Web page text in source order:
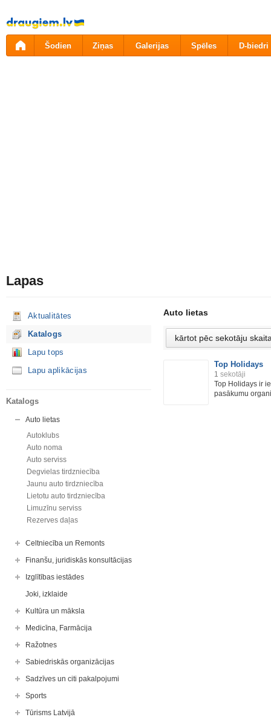
Pāriet
uz
saturu
Šodien Ziņas Galerijas Spēles D-biedri
Lapas
Aktualitātes
Katalogs
Lapu tops
Lapu aplikācijas
Katalogs
Auto lietas
Autoklubs
Auto noma
Auto serviss
Degvielas tirdzniecība
Jaunu auto tirdzniecība
Lietotu auto tirdzniecība
Limuzīnu serviss
Rezerves daļas
Celtniecība un Remonts
Finanšu, juridiskās konsultācijas
Izglītības iestādes
Joki, izklaide
Kultūra un māksla
Medicīna, Farmācija
Ražotnes
Sabiedriskās organizācijas
Sadzīves un citi pakalpojumi
Sports
Tūrisms Latvijā
Auto lietas
Top Holidays
1 sekotāji
Top Holidays ir
pasākumu